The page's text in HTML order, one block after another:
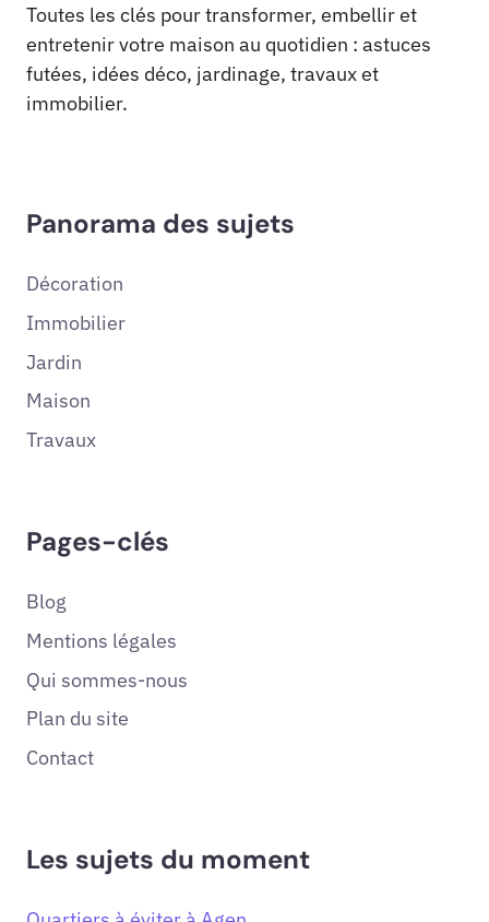
Toutes les clés pour transformer, embellir et
entretenir votre maison au quotidien : astuces
futées, idées déco, jardinage, travaux et
immobilier.
Panorama des sujets
Décoration
Immobilier
Jardin
Maison
Travaux
Pages-clés
Blog
Mentions légales
Qui sommes-nous
Plan du site
Contact
Les sujets du moment